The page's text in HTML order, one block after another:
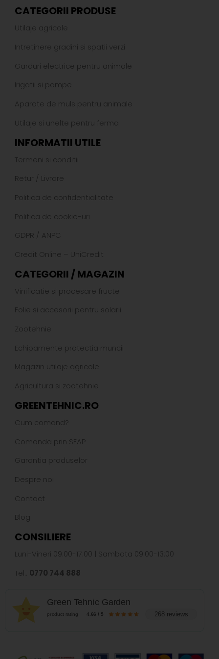
CATEGORII PRODUSE
Utilaje agricole
Intretinere gradini si spatii verzi
Garduri electrice pentru animale
Irigatii si pompe
Aparate de muls pentru animale
Utilaje si unelte pentru ferma
INFORMATII UTILE
Termeni si conditii
Retur / Livrare
Politica de confidentialitate
Politica de cookie-uri
GDPR / ANPC
Credit Online – UniCredit
CATEGORII / MAGAZIN
Vinificatie si procesare fructe
Folie si accesorii pentru solarii
Zootehnie
Echipamente protectia muncii
Magazin utilaje agricole
Agricultura si zootehnie
GREENTEHNIC.RO
Cum comand?
Comanda prin SEAP
Garantia produselor
Despre noi
Contact
Blog
CONSILIERE
Luni-Vineri 09:00-17:00 | Sambata 09:00-13:00
Tel.: 0770 744 888
Green Tehnic Garden
product rating 4.66 / 5 268 reviews